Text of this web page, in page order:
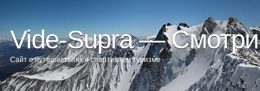
Vide-Supra —
Сайт о путешествиях и спортивном туризме